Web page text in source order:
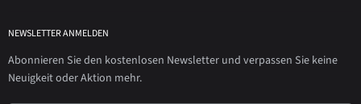
NEWSLETTER ANMELDEN
Abonnieren Sie den kostenlosen Newsletter und verpassen Sie keine
Neuigkeit oder Aktion mehr.